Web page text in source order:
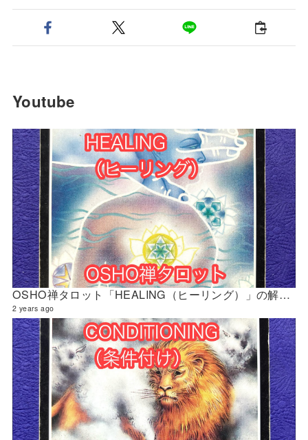
Youtube
OSHO禅タロット「HEALING（ヒーリング）」の解説 2024年5月の門鑑定（官門）
2 years ago